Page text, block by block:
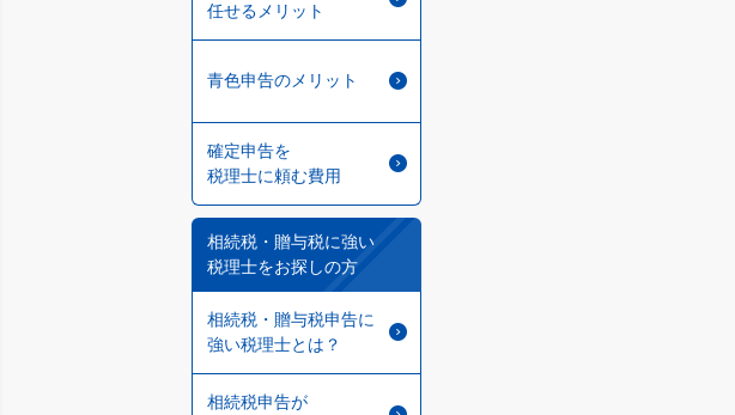
任せるメリット
青色申告のメリット
確定申告を
税理士に頼む費用
相続税・贈与税に強い
税理士をお探しの方
相続税・贈与税申告に
強い税理士とは？
相続税申告が